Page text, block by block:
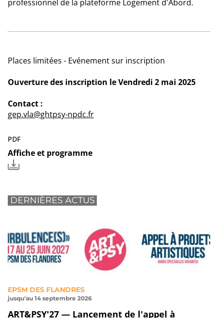
professionnel de la plateforme Logement d'Abord.
Places limitées - Evénement sur inscription
Ouverture des inscription le Vendredi 2 mai 2025
Contact :
gep.vla@ghtpsy-npdc.fr
PDF
Affiche et programme
DERNIÈRES ACTUS
EPSM DES FLANDRES
jusqu'au 14 septembre 2026
ART&PSY'27 — Lancement de l'appel à